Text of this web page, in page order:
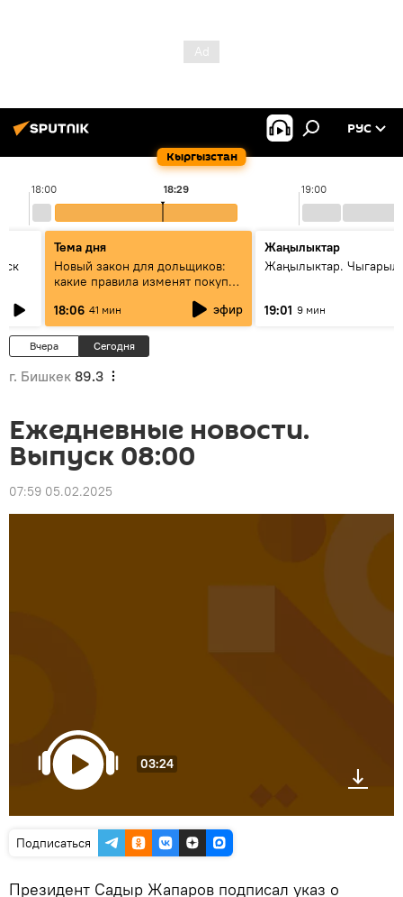
Кыргызстан
РУС
18:00 19:00
18:29
Тема дня
Новый закон для дольщиков:
какие правила изменят покупку
18:06 41 мин эфир
Жаңылыктар
Жаңылыктар.
19:01 9 мин
Вчера Сегодня
г. Бишкек 89.3
Ежедневные новости.
Выпуск 08:00
07:59 05.02.2025
03:24
Подписаться
Президент Садыр Жапаров подписал указ о